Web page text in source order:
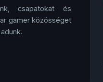
csapatokat és
gamer közösséget